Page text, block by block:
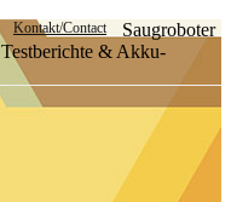
Kontakt/Contact
Saugroboter
Testberichte & Akku-